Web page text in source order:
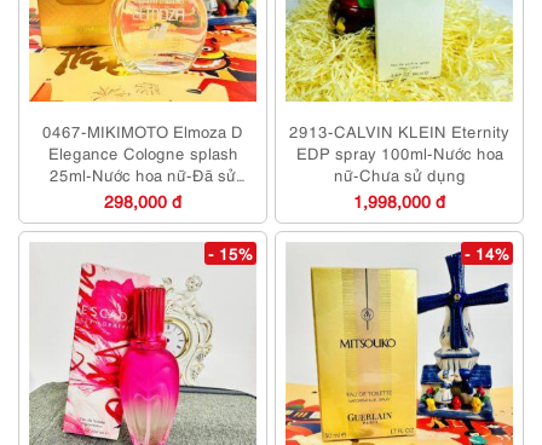
0467-MIKIMOTO Elmoza D
Elegance Cologne splash
25ml-Nước hoa nữ-Đã sử
dụng
298,000 đ
2913-CALVIN KLEIN Eternity
EDP spray 100ml-Nước hoa
nữ-Chưa sử dụng
1,998,000 đ
- 15% - 14%